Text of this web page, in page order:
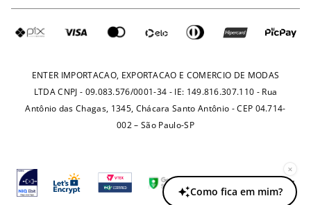
Fretes e Tarifas
ENTER IMPORTACAO, EXPORTACAO E COMERCIO DE MODAS
LTDA CNPJ - 09.083.576/0001-34 - IE: 149.816.307.110 - Rua
Antônio das Chagas, 1345, Chácara Santo Antônio - CEP 04.714-
002 – São Paulo-SP
×
Como fica em mim?